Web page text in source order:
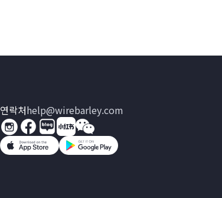
연락처help@wirebarley.com